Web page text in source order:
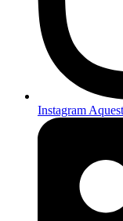
Instagram